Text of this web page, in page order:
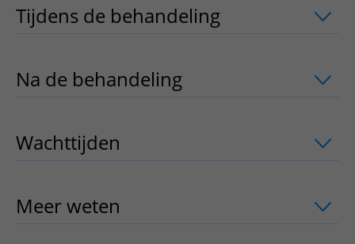
Tijdens de behandeling uitklapper,
Na de behandeling uitklapper, klik
Wachttijden uitklapper, klik om te
Meer weten uitklapper, klik om te